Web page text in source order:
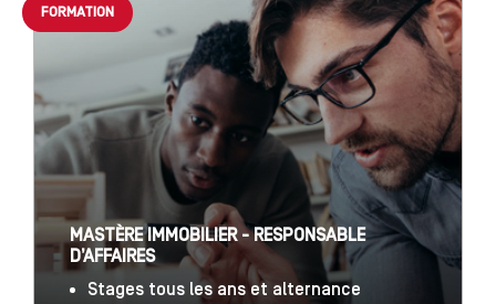
MASTÈRE IMMOBILIER - RESPONSABLE
D’AFFAIRES
Stages tous les ans et alternance
FORMATION